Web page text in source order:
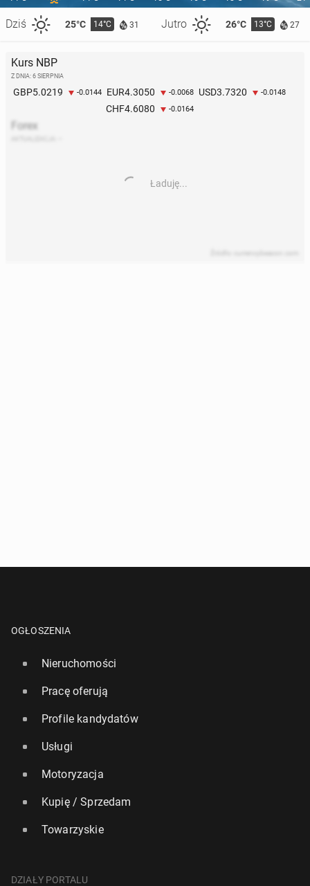
Dziś 25°C 14°C 31 Jutro 26°C 13°C 27
Kurs NBP
Z DNIA: 6 SIERPNIA
GBP5.0219 -0.0144 EUR4.3050 -0.0068 USD3.7320 -0.0148
CHF4.6080 -0.0164
Forex
Ładuję...
OGŁOSZENIA
Nieruchomości
Pracę oferują
Profile kandydatów
Usługi
Motoryzacja
Kupię / Sprzedam
Towarzyskie
DZIAŁY PORTALU